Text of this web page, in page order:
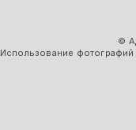
©
Использование фотографий